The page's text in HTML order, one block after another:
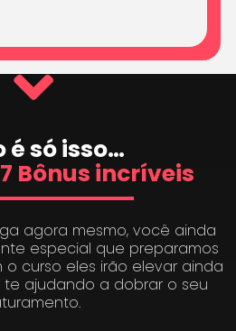
é só isso…
7 Bônus incríveis
agora mesmo, você ainda
especial que preparamos
curso eles irão elevar ainda
te ajudando a dobrar o seu